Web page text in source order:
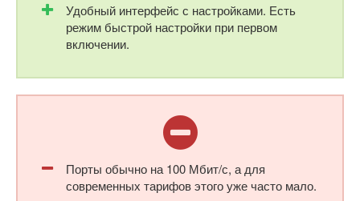
Удобный интерфейс с настройками. Есть
режим быстрой настройки при первом
включении.
Порты обычно на 100 Мбит/с, а для
современных тарифов этого уже часто мало.